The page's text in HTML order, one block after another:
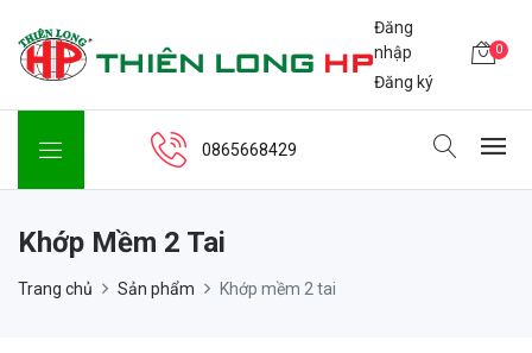
Đăng
nhập
Đăng ký
0
0865668429
Khớp Mềm 2 Tai
Trang chủ Sản phẩm Khớp mềm 2 tai